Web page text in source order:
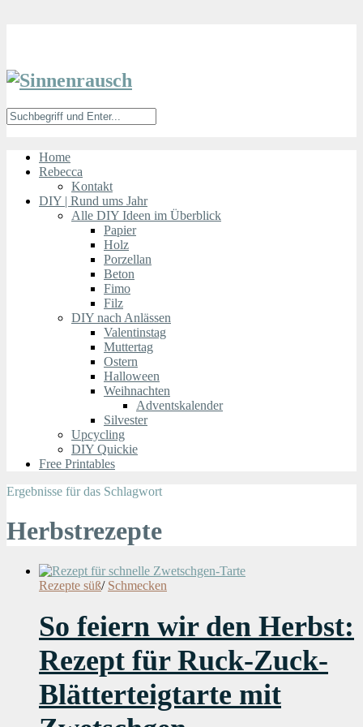
Home
Rebecca
Kontakt
DIY | Rund ums Jahr
Alle DIY Ideen im Überblick
Papier
Holz
Porzellan
Beton
Fimo
Filz
DIY nach Anlässen
Valentinstag
Muttertag
Ostern
Halloween
Weihnachten
Adventskalender
Silvester
Upcycling
DIY Quickie
Free Printables
Ergebnisse für das Schlagwort
Herbstrezepte
Rezepte süß/ Schmecken
So feiern wir den Herbst:
Rezept für Ruck-Zuck-
Blätterteigtarte mit